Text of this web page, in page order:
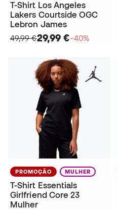
T-Shirt Los Angeles
Lakers Courtside OGC
Lebron James
49,99 €29,99 €−40%
PROMOÇÃO MULHER
T-Shirt Essentials
Girlfriend Core 23
Mulher